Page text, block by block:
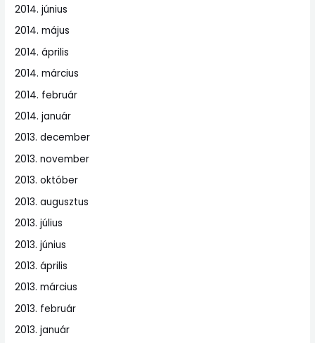
2014. június
2014. május
2014. április
2014. március
2014. február
2014. január
2013. december
2013. november
2013. október
2013. augusztus
2013. július
2013. június
2013. április
2013. március
2013. február
2013. január